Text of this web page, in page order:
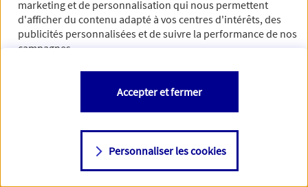
marketing et de personnalisation qui nous permettent
d'afficher du contenu adapté à vos centres d'intérêts, des
publicités personnalisées et de suivre la performance de nos
campagnes.
Vous êtes libre de les accepter, de les refuser comme de
changer d'avis à tout moment en allant sur
Consulter notre politique decookies
Personnaliser les cookies
Accepter et fermer